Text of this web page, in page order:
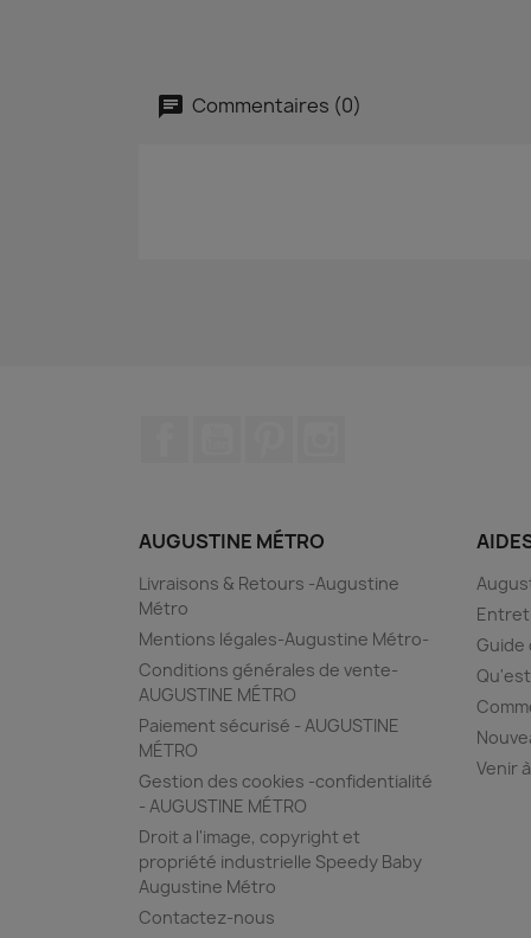
Commentaires (0)
AUGUSTINE MÉTRO
Livraisons & Retours -Augustine
Métro
Mentions légales-Augustine Métro-
Conditions générales de vente-
AUGUSTINE MÉTRO
Paiement sécurisé - AUGUSTINE
MÉTRO
Gestion des cookies -confidentialité
- AUGUSTINE MÉTRO
Droit a l'image, copyright et
propriété industrielle Speedy Baby
Augustine Métro
Contactez-nous
Guide
Venir